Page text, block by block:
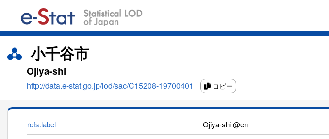
小千谷市
Ojiya-shi
http://data.e-stat.go.jp/lod/sac/C15208-19700401 コピー
rdfs:label
Ojiya-shi @en